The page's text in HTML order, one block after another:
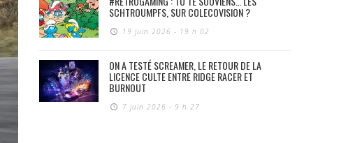
SCHTROUMPFS, SUR COLECOVISION ?
19 juin 2026 - 19 h 02
ON A TESTÉ SCREAMER, LE RETOUR DE LA
LICENCE CULTE ENTRE RIDGE RACER ET
BURNOUT
7 juin 2026 - 9 h 27